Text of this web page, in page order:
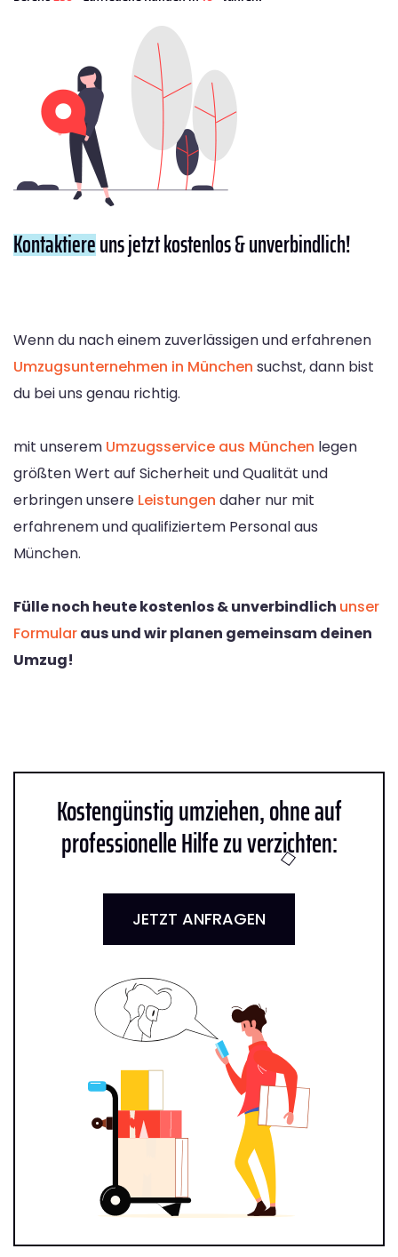
Kontaktiereuns jetzt kostenlos & unverbindlich!
Wenn du nach einem zuverlässigen und erfahrenen
Umzugsunternehmen in München suchst, dann bist
du bei uns genau richtig.
mit unserem Umzugsservice aus München legen
größten Wert auf Sicherheit und Qualität und
erbringen unsere Leistungen daher nur mit
erfahrenem und qualifiziertem Personal aus
München.
Fülle noch heute kostenlos & unverbindlich unser
Formularaus und wir planen gemeinsam deinen
Umzug!
Kostengünstig umziehen, ohne auf
professionelle Hilfe zu verzichten:
JETZT ANFRAGEN